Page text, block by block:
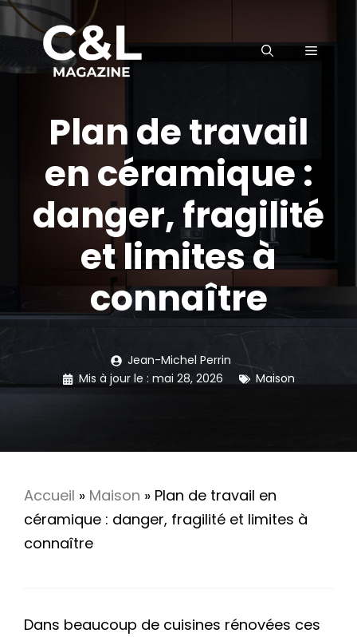
Aller
au
contenu
MENU
Plan de travail
en céramique :
danger, fragilité
et limites à
connaître
Jean-Michel Perrin
Mis à jour le : mai 28, 2026 Maison
Accueil » Maison » Plan de travail en
céramique : danger, fragilité et limites à
connaître
Dans beaucoup de cuisines rénovées ces